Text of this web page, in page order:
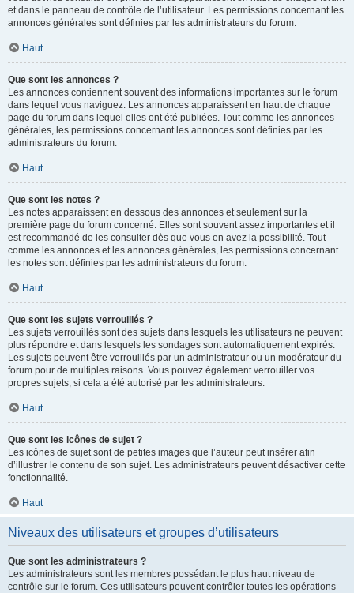
et dans le panneau de contrôle de l’utilisateur. Les permissions concernant les
annonces générales sont définies par les administrateurs du forum.
Haut
Que sont les annonces ?
Les annonces contiennent souvent des informations importantes sur le forum
dans lequel vous naviguez. Les annonces apparaissent en haut de chaque
page du forum dans lequel elles ont été publiées. Tout comme les annonces
générales, les permissions concernant les annonces sont définies par les
administrateurs du forum.
Haut
Que sont les notes ?
Les notes apparaissent en dessous des annonces et seulement sur la
première page du forum concerné. Elles sont souvent assez importantes et il
est recommandé de les consulter dès que vous en avez la possibilité. Tout
comme les annonces et les annonces générales, les permissions concernant
les notes sont définies par les administrateurs du forum.
Haut
Que sont les sujets verrouillés ?
Les sujets verrouillés sont des sujets dans lesquels les utilisateurs ne peuvent
plus répondre et dans lesquels les sondages sont automatiquement expirés.
Les sujets peuvent être verrouillés par un administrateur ou un modérateur du
forum pour de multiples raisons. Vous pouvez également verrouiller vos
propres sujets, si cela a été autorisé par les administrateurs.
Haut
Que sont les icônes de sujet ?
Les icônes de sujet sont de petites images que l’auteur peut insérer afin
d’illustrer le contenu de son sujet. Les administrateurs peuvent désactiver cette
fonctionnalité.
Haut
Niveaux des utilisateurs et groupes d’utilisateurs
Que sont les administrateurs ?
Les administrateurs sont les membres possédant le plus haut niveau de
contrôle sur le forum. Ces utilisateurs peuvent contrôler toutes les opérations